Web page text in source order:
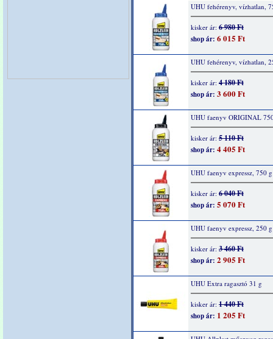
UHU fehérenyv, vízhatlan,
kisker ár: 6 980 Ft
shop ár: 6 015 Ft
UHU fehérenyv, vízhatlan,
kisker ár: 4 180 Ft
shop ár: 3 600 Ft
UHU faenyv ORIGINAL
kisker ár: 5 110 Ft
shop ár: 4 405 Ft
UHU faenyv expressz, 750 g
kisker ár: 6 040 Ft
shop ár: 5 070 Ft
UHU faenyv expressz, 250 g
kisker ár: 3 460 Ft
shop ár: 2 905 Ft
UHU Extra ragasztó 31 g
kisker ár: 1 440 Ft
shop ár: 1 205 Ft